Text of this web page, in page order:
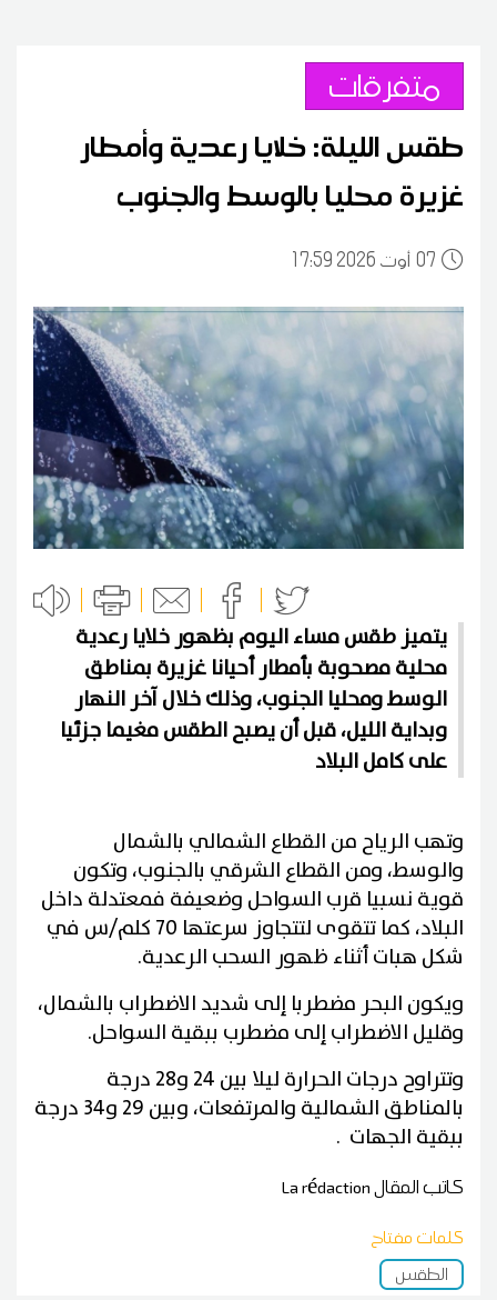
متفرقات
طقس الليلة: خلايا رعدية وأمطار
غزيرة محليا بالوسط والجنوب
0717:59 2026 أوت
يتميز طقس مساء اليوم بظهور خلايا رعدية
محلية مصحوبة بأمطار أحيانا غزيرة بمناطق
الوسط ومحليا الجنوب، وذلك خلال آخر النهار
وبداية الليل، قبل أن يصبح الطقس مغيما جزئيا
على كامل البلاد
وتهب الرياح من القطاع الشمالي بالشمال
والوسط، ومن القطاع الشرقي بالجنوب، وتكون
قوية نسبيا قرب السواحل وضعيفة فمعتدلة داخل
البلاد، كما تتقوى لتتجاوز سرعتها 70 كلم/س في
شكل هبات أثناء ظهور السحب الرعدية.
ويكون البحر مضطربا إلى شديد الاضطراب بالشمال،
وقليل الاضطراب إلى مضطرب ببقية السواحل.
وتتراوح درجات الحرارة ليلا بين 24 و28 درجة
بالمناطق الشمالية والمرتفعات، وبين 29 و34 درجة
ببقية الجهات .
كاتب المقالLa rédaction
كلمات مفتاح
الطقس